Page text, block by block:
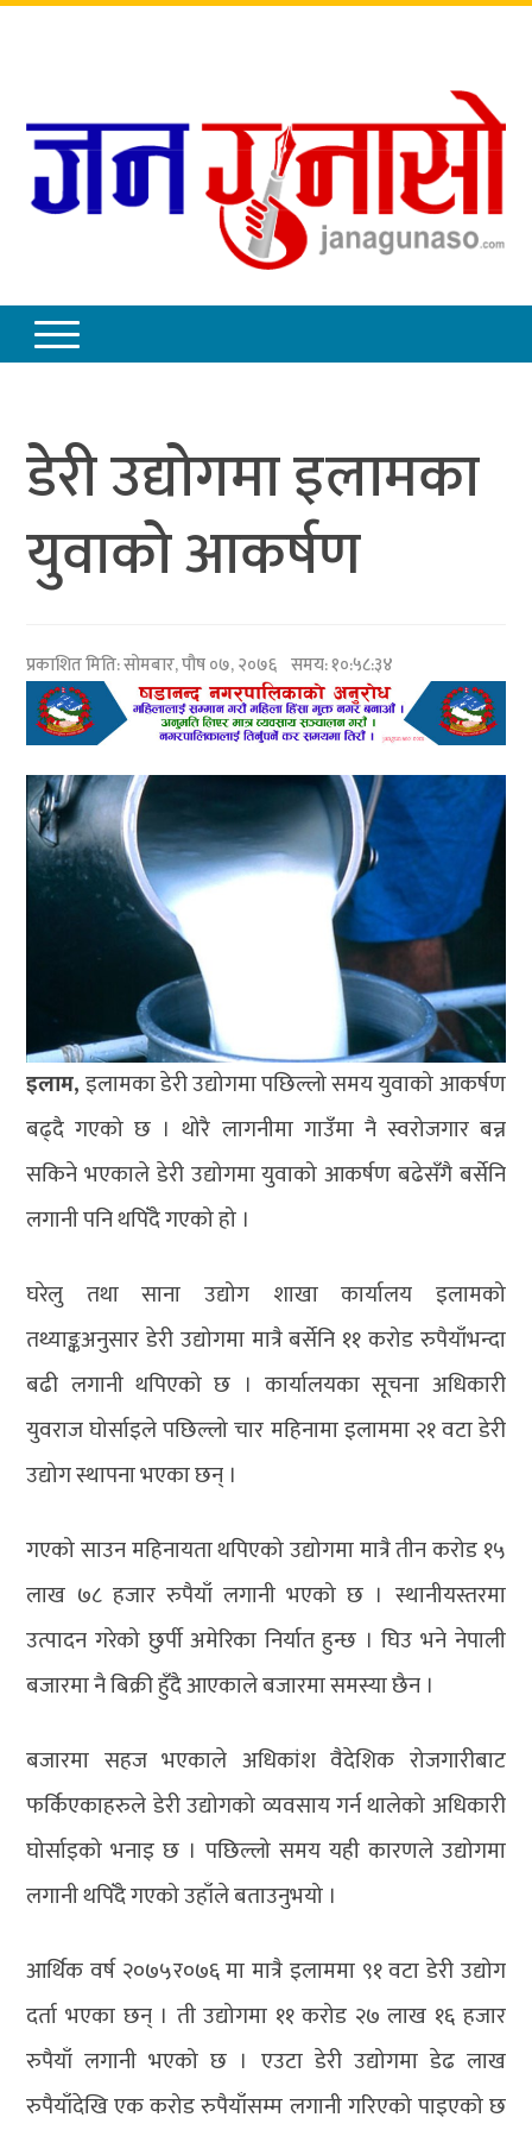
डेरी उद्योगमा इलामका
युवाको आकर्षण
प्रकाशित मिति:सोमबार, पौष ०७, २०७६ समय: १०:५८:३४
इलाम,इलामका डेरी उद्योगमा पछिल्लो समय युवाको आकर्षण
बढ्दै गएको छ । थोरै लागनीमा गाउँमा नै स्वरोजगार बन्न
सकिने भएकाले डेरी उद्योगमा युवाको आकर्षण बढेसँगै बर्सेनि
लगानी पनि थपिँदै गएको हो ।
घरेलु तथा साना उद्योग शाखा कार्यालय इलामको
तथ्याङ्कअनुसार डेरी उद्योगमा मात्रै बर्सेनि ११ करोड रुपैयाँभन्दा
बढी लगानी थपिएको छ । कार्यालयका सूचना अधिकारी
युवराज घोर्साइले पछिल्लो चार महिनामा इलाममा २१ वटा डेरी
उद्योग स्थापना भएका छन् ।
गएको साउन महिनायता थपिएको उद्योगमा मात्रै तीन करोड १५
लाख ७८ हजार रुपैयाँ लगानी भएको छ । स्थानीयस्तरमा
उत्पादन गरेको छुर्पी अमेरिका निर्यात हुन्छ । घिउ भने नेपाली
बजारमा नै बिक्री हुँदै आएकाले बजारमा समस्या छैन ।
बजारमा सहज भएकाले अधिकांश वैदेशिक रोजगारीबाट
फर्किएकाहरुले डेरी उद्योगको व्यवसाय गर्न थालेको अधिकारी
घोर्साइको भनाइ छ । पछिल्लो समय यही कारणले उद्योगमा
लगानी थपिँदै गएको उहाँले बताउनुभयो ।
आर्थिक वर्ष २०७५र०७६ मा मात्रै इलाममा ९१ वटा डेरी उद्योग
दर्ता भएका छन् । ती उद्योगमा ११ करोड २७ लाख १६ हजार
रुपैयाँ लगानी भएको छ । एउटा डेरी उद्योगमा डेढ लाख
रुपैयाँदेखि एक करोड रुपैयाँसम्म लगानी गरिएको पाइएको छ